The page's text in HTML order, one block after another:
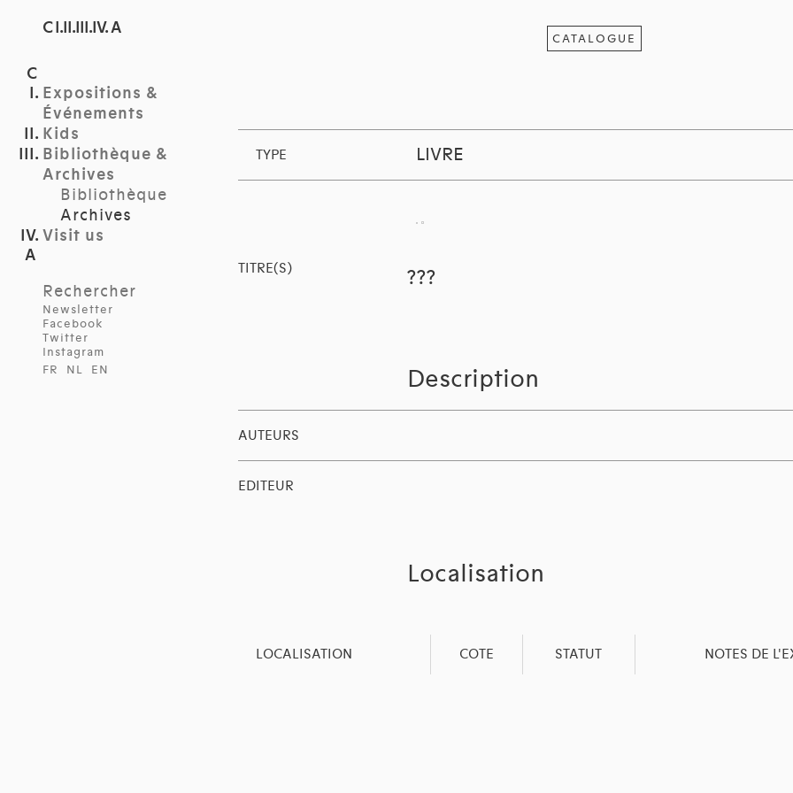
C I.II.III.IV. A
Expositions &
Événements
Kids
Bibliothèque &
Archives
Bibliothèque
Archives
Visit us
Rechercher
Newsletter
Facebook
Twitter
Instagram
FR
NL EN
CATALOGUE
TYPE LIVRE
TITRE(S) ???
Description
AUTEURS
EDITEUR
Localisation
LOCALISATION COTE STATUT NOTES DE